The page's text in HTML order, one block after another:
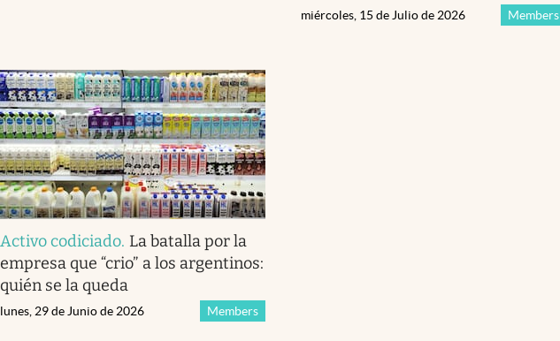
Members
miércoles, 15 de Julio de 2026
Activo codiciado. La batalla por la
empresa que “crio” a los argentinos:
quién se la queda
Members
lunes, 29 de Junio de 2026